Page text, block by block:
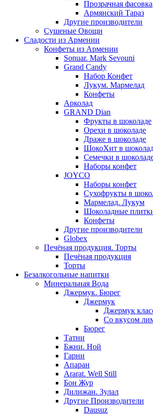
Прозрачная фасовка
Армянский Тараз
Другие производители
Сушеные Овощи
Сладости из Армении
Конфеты из Армении
Sonuar. Mark Sevouni
Grand Candy
Набор Конфет
Лукум. Мармелад
Конфеты
Арколад
GRAND Dian
Фрукты в шоколаде
Орехи в шоколаде
Драже в шоколаде
ШокоХит в
Семечки в
Наборы конфет
JOYCO
Наборы конфет
Сухофрукты в
Мармелад. Лукум
Шоколадные
Конфеты
Другие производители
Globex
Печёная продукция. Торты
Печёная продукция
Торты
Безалкогольные напитки
Минеральная Вода
Джермук. Бюрег
Джермук
Джермук
Со вкусом
Бюрег
Татни
Бжни. Ной
Гарни
Апаран
Ararat. Well Still
Бон Жур
Дилижан. Зулал
Другие Производители
Dausuz